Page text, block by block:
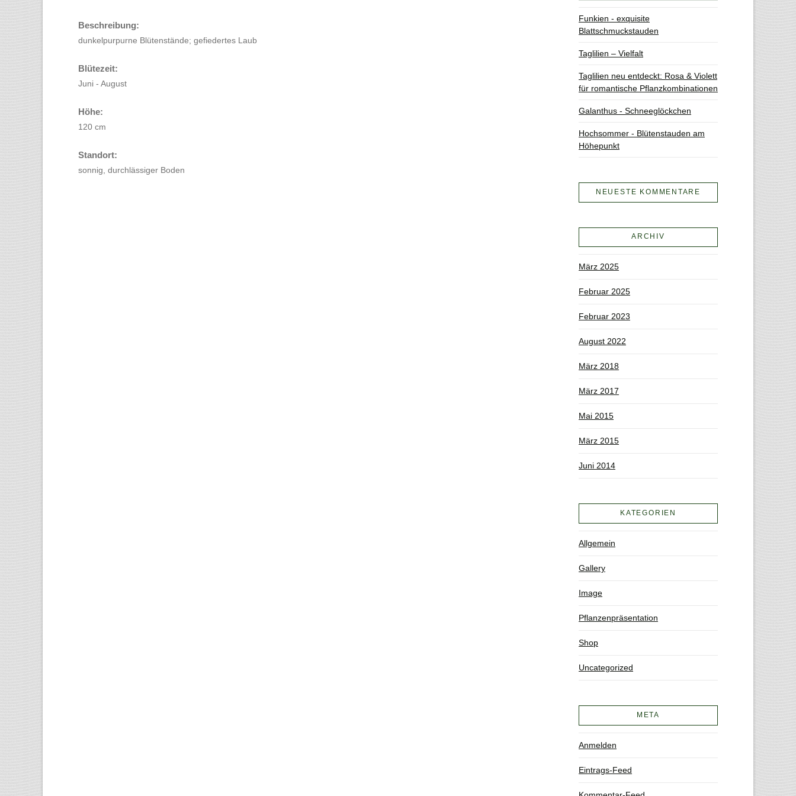
Beschreibung:
dunkelpurpurne Blütenstände; gefiedertes Laub
Blütezeit:
Juni - August
Höhe:
120 cm
Standort:
sonnig, durchlässiger Boden
Funkien - exquisite
Blattschmuckstauden
Taglilien – Vielfalt
Taglilien neu entdeckt: Rosa & Violett
für romantische Pflanzkombinationen
Galanthus - Schneeglöckchen
Hochsommer - Blütenstauden am
Höhepunkt
NEUESTE KOMMENTARE
ARCHIV
März 2025
Februar 2025
Februar 2023
August 2022
März 2018
März 2017
Mai 2015
März 2015
Juni 2014
KATEGORIEN
Allgemein
Gallery
Image
Pflanzenpräsentation
Shop
Uncategorized
META
Anmelden
Eintrags-Feed